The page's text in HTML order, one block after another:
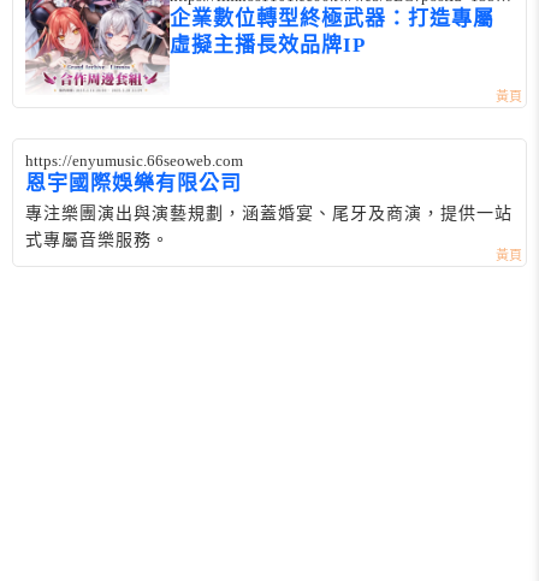
04
企業數位轉型終極武器：打造專屬
虛擬主播長效品牌IP
https://enyumusic.66seoweb.com
恩宇國際娛樂有限公司
專注樂團演出與演藝規劃，涵蓋婚宴、尾牙及商演，提供一站
式專屬音樂服務。